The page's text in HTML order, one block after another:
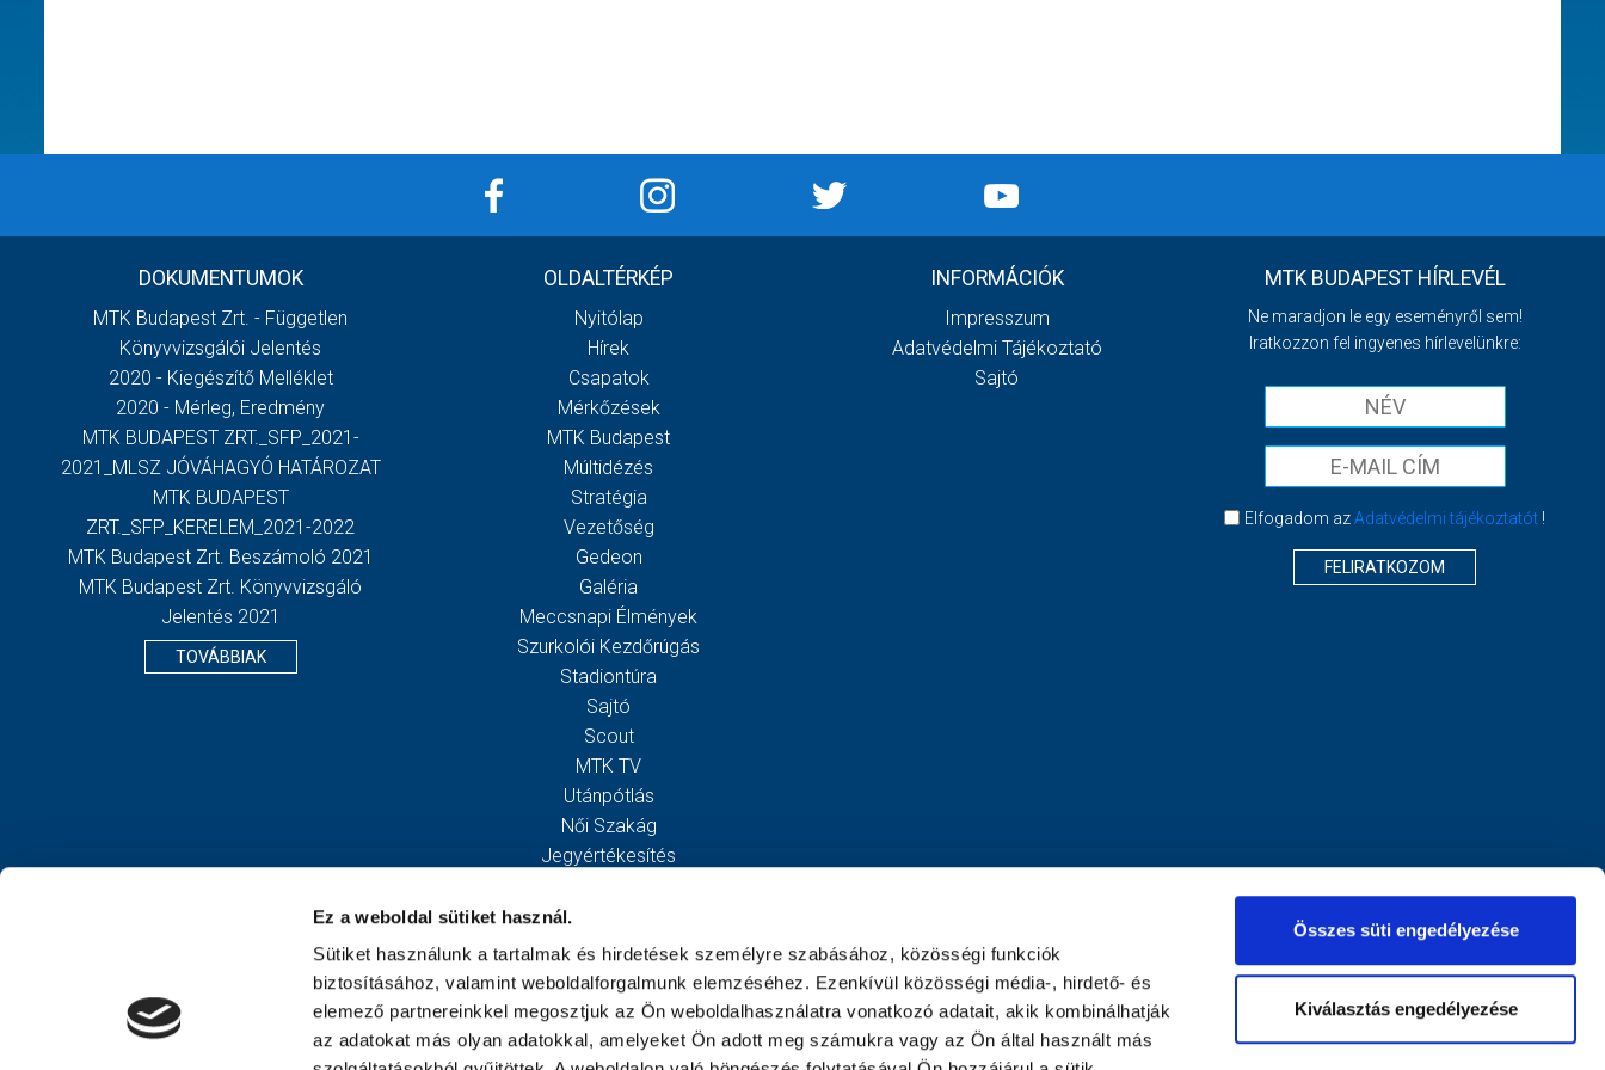
Ez a weboldal sütiket használ.
Sütiket használunk a tartalmak és hirdetések személyre szabásához, közösségi funkciók
biztosításához, valamint weboldalforgalmunk elemzéséhez. Ezenkívül közösségi média-, hirdető- és
elemező partnereinkkel megosztjuk az Ön weboldalhasználatra vonatkozó adatait, akik kombinálhatják
az adatokat más olyan adatokkal, amelyeket Ön adott meg számukra vagy az Ön által használt más
Összes süti engedélyezése
Kiválasztás engedélyezése
DOKUMENTUMOK
MTK Budapest Zrt. - Független
Könyvvizsgálói Jelentés
2020 - Kiegészítő Melléklet
2020 - Mérleg, Eredmény
MTK BUDAPEST ZRT._SFP_2021-
2021_MLSZ JÓVÁHAGYÓ HATÁROZAT
MTK BUDAPEST
ZRT._SFP_KERELEM_2021-2022
MTK Budapest Zrt. Beszámoló 2021
MTK Budapest Zrt. Könyvvizsgáló
Jelentés 2021
TOVÁBBIAK
OLDALTÉRKÉP
Nyitólap
Hírek
Csapatok
Mérkőzések
MTK Budapest
Múltidézés
Stratégia
Vezetőség
Gedeon
Galéria
Meccsnapi Élmények
Szurkolói Kezdőrúgás
Stadiontúra
Sajtó
Scout
MTK TV
Utánpótlás
Női Szakág
Jegyértékesítés
Egyesület
Kapcsolat
INFORMÁCIÓK
Impresszum
Adatvédelmi Tájékoztató
Sajtó
MTK BUDAPEST HÍRLEVÉL
Ne maradjon le egy eseményről sem!
Iratkozzon fel ingyenes hírlevelünkre:
Elfogadom azAdatvédelmi tájékoztatót !
FELIRATKOZOM